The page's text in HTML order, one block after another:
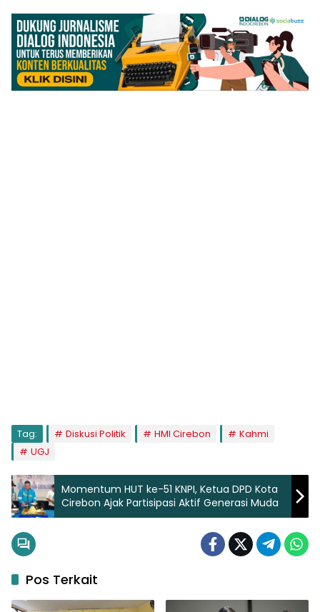
Tag: Diskusi Politik HMI Cirebon
Kahmi
UGJ
Momentum HUT ke-51 KNPI, Ketua DPD Kota
Cirebon Ajak Partisipasi Aktif Generasi Muda
Pos Terkait